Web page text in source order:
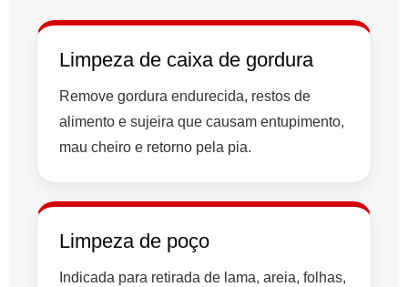
Limpeza de caixa de gordura
Remove gordura endurecida, restos de
alimento e sujeira que causam entupimento,
mau cheiro e retorno pela pia.
Limpeza de poço
Indicada para retirada de lama, areia, folhas,